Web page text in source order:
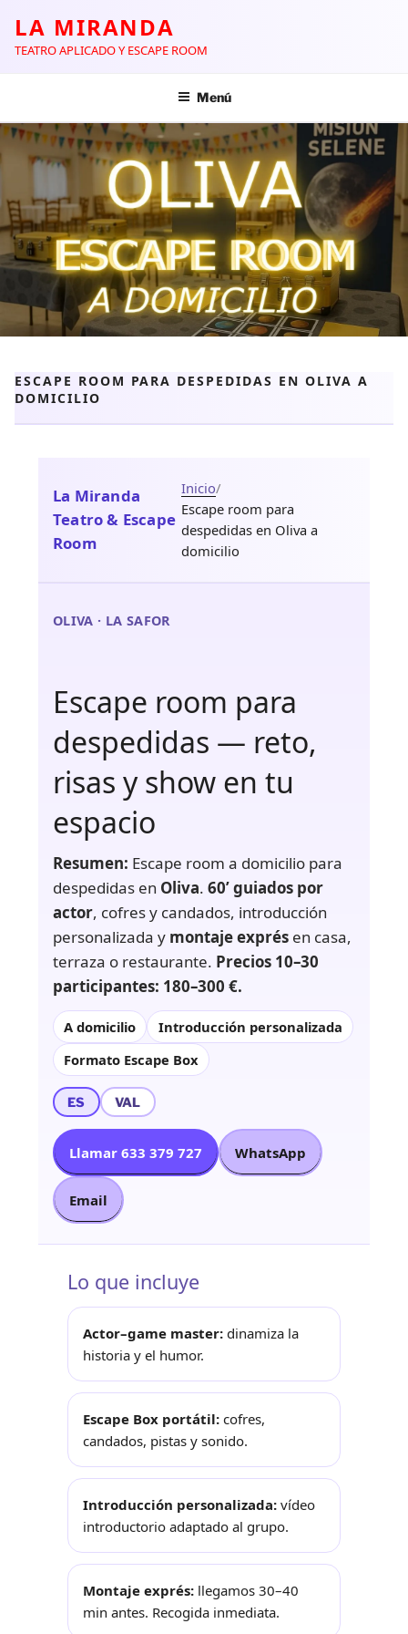
LA MIRANDA
TEATRO APLICADO Y ESCAPE ROOM
Menú
ESCAPE ROOM PARA DESPEDIDAS EN OLIVA A
DOMICILIO
La Miranda
Teatro & Escape
Room
Inicio/
Escape room para
despedidas en Oliva a
domicilio
OLIVA · LA SAFOR
Escape room para
despedidas — reto,
risas y show en tu
espacio
Resumen: Escape room a domicilio para
despedidas en Oliva. 60’ guiados por
actor, cofres y candados, introducción
personalizada y montaje exprés en casa,
terraza o restaurante. Precios 10–30
participantes: 180–300 €.
A domicilio
Introducción personalizada
Formato Escape Box
ES VAL
Llamar 633 379 727 WhatsApp
Email
Lo que incluye
Actor–game master: dinamiza la
historia y el humor.
Escape Box portátil: cofres,
candados, pistas y sonido.
Introducción personalizada: vídeo
introductorio adaptado al grupo.
Montaje exprés: llegamos 30–40
min antes. Recogida inmediata.